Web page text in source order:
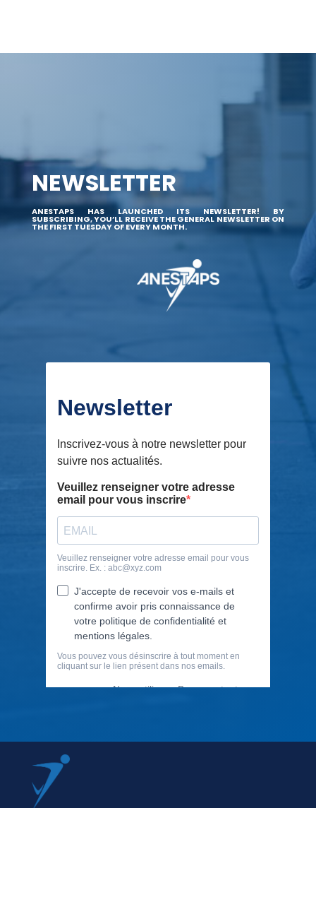
NEWSLETTER
ANESTAPS HAS LAUNCHED ITS NEWSLETTER! BY
SUBSCRIBING, YOU’LL RECEIVE THE GENERAL NEWSLETTER ON
THE FIRST TUESDAY OF EVERY MONTH.